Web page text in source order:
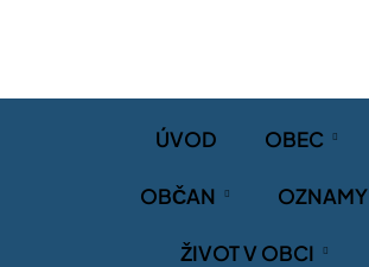
ÚVOD OBEC
OBČAN OZNAMY
ŽIVOT V OBCI